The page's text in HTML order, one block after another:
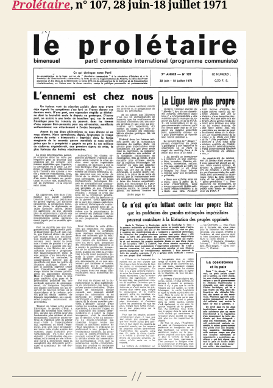
Prolétaire, n° 107, 28 juin-18 juillet 1971